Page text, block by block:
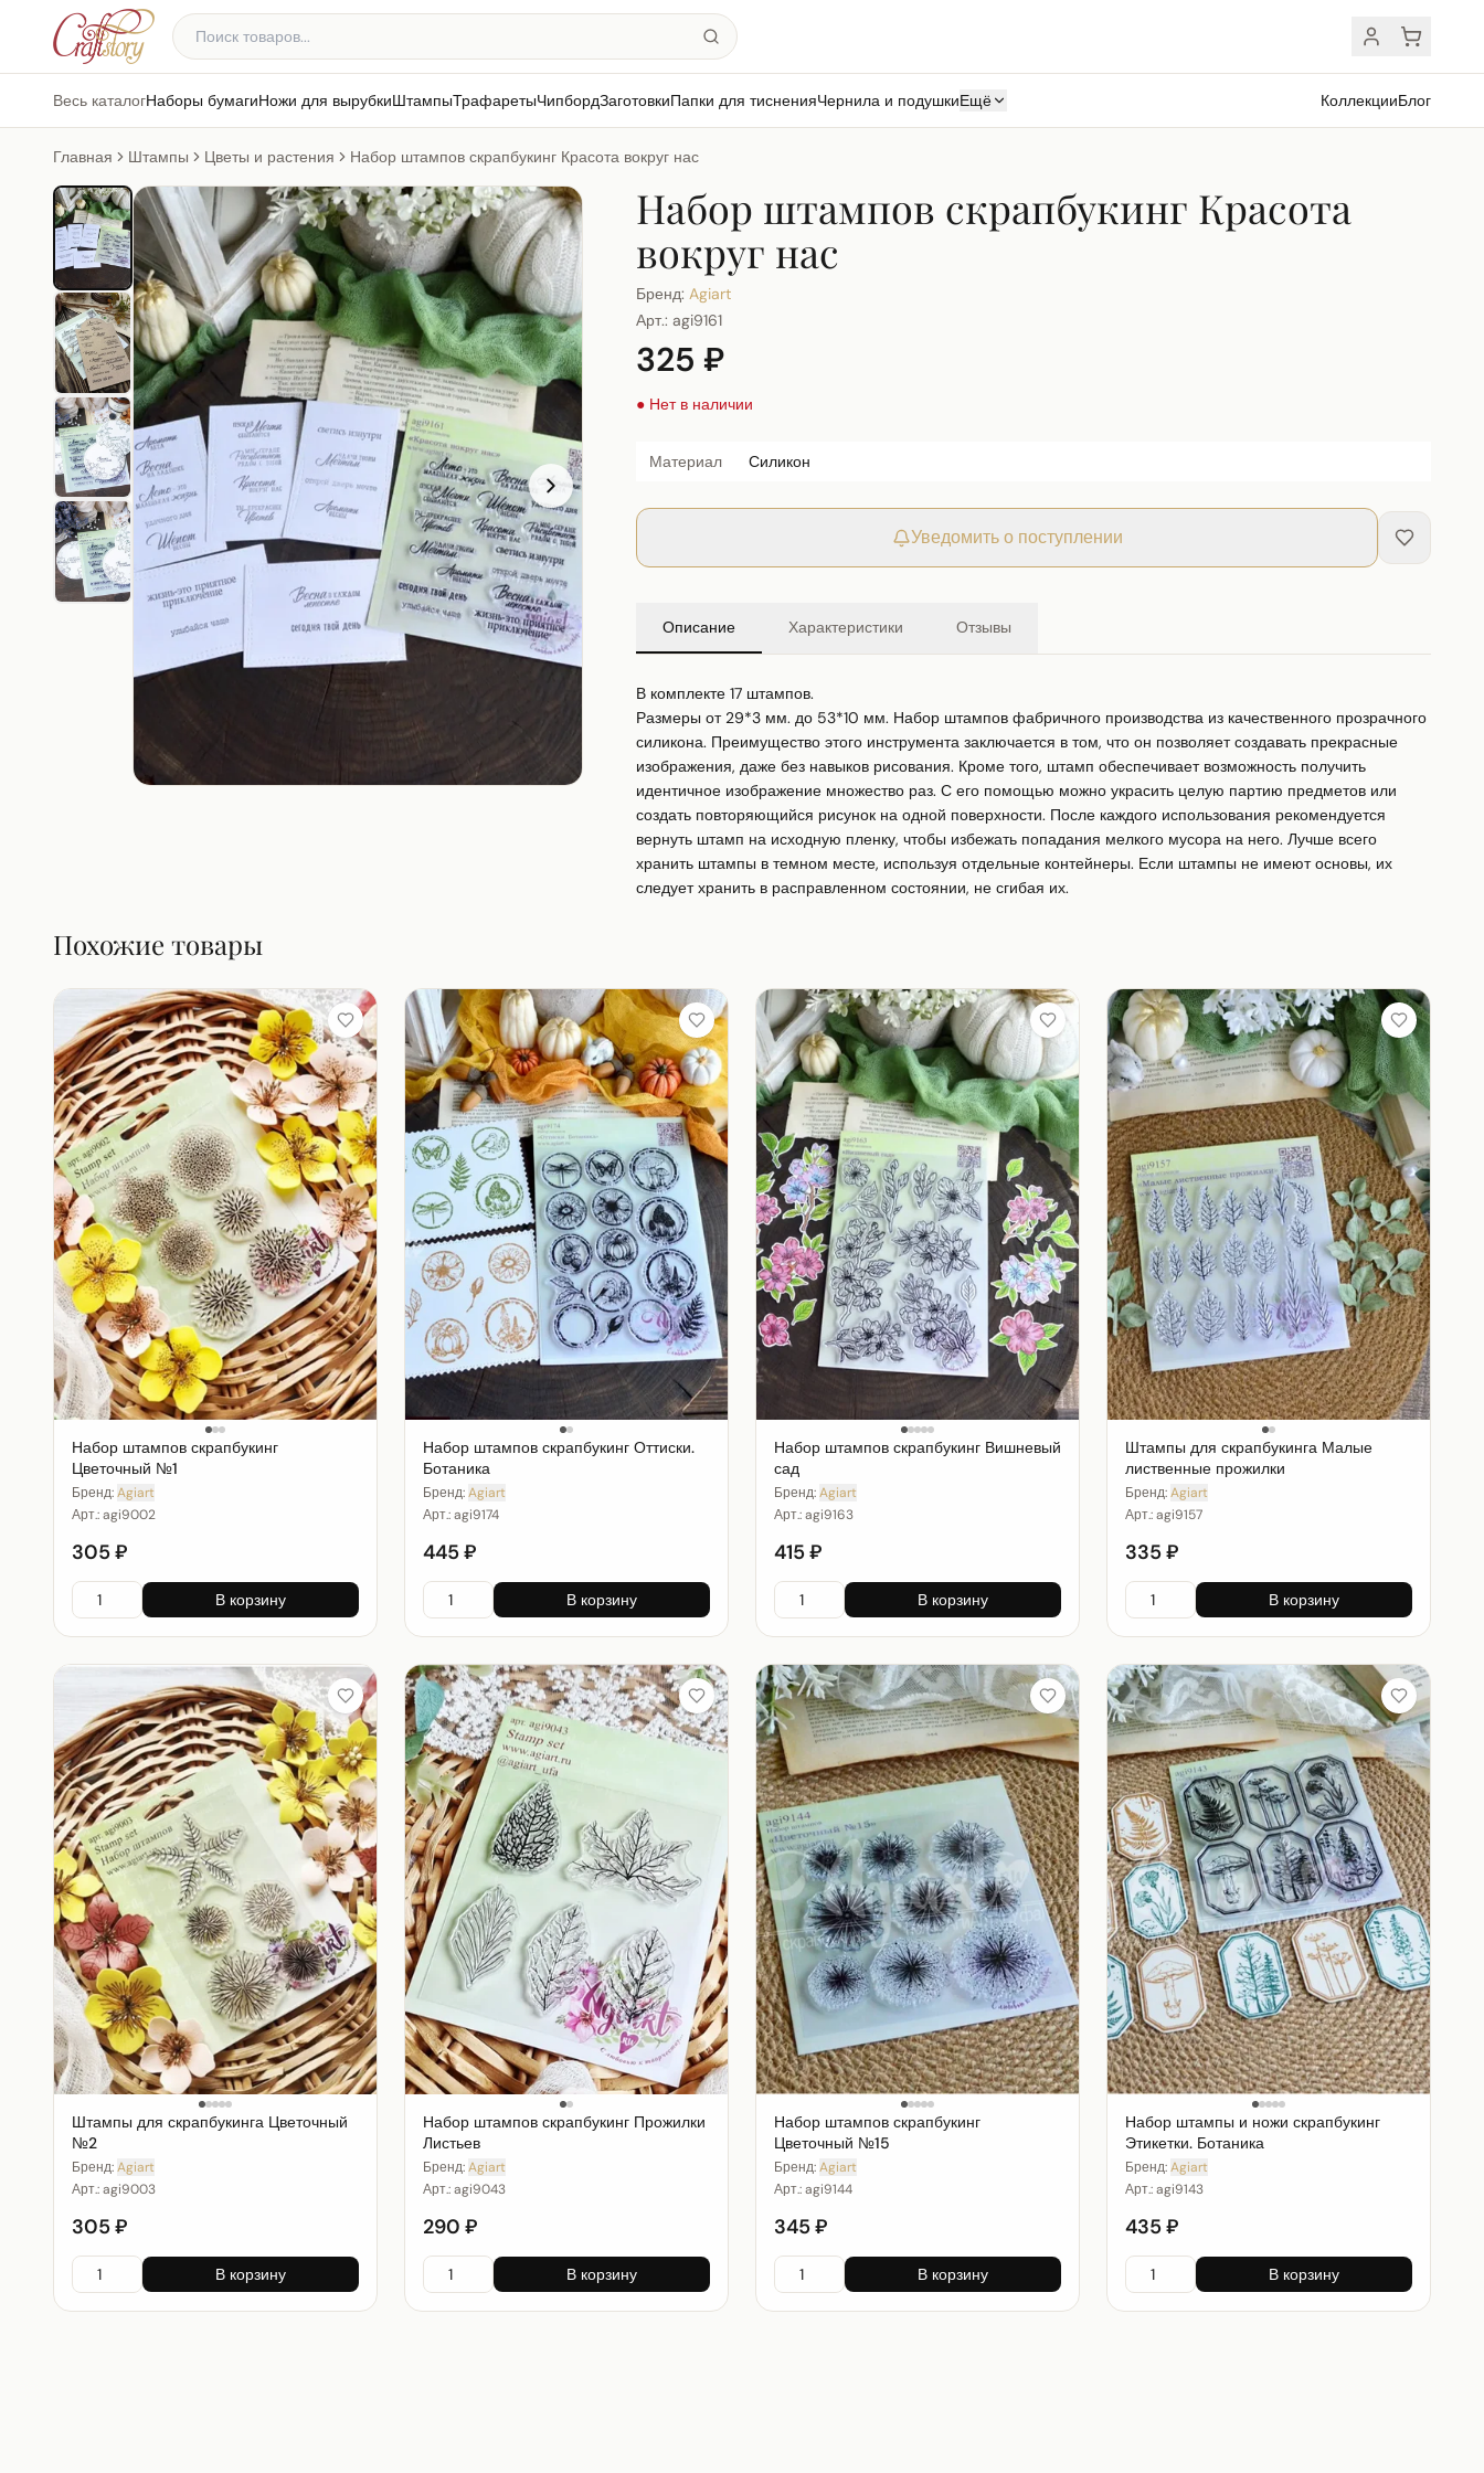
Весь каталогНаборы бумагиНожи для вырубкиШтампыТрафаретыЧипбордЗаготовкиПапки для тисненияЧернила и подушкиЕщё КоллекцииБлог
Главная Штампы Цветы и растения Набор штампов скрапбукинг Красота вокруг нас
Набор штампов скрапбукинг Красота
вокруг нас
Бренд: Agiart
Арт.: agi9161
325 ₽
● Нет в наличии
Материал Силикон
Уведомить о поступлении
Описание Характеристики Отзывы
В комплекте 17 штампов.
Размеры от 29*3 мм. до 53*10 мм. Набор штампов фабричного производства из качественного прозрачного
силикона. Преимущество этого инструмента заключается в том, что он позволяет создавать прекрасные
изображения, даже без навыков рисования. Кроме того, штамп обеспечивает возможность получить
идентичное изображение множество раз. С его помощью можно украсить целую партию предметов или
создать повторяющийся рисунок на одной поверхности. После каждого использования рекомендуется
вернуть штамп на исходную пленку, чтобы избежать попадания мелкого мусора на него. Лучше всего
хранить штампы в темном месте, используя отдельные контейнеры. Если штампы не имеют основы, их
следует хранить в расправленном состоянии, не сгибая их.
Похожие товары
Набор штампов скрапбукинг
Цветочный №1
Бренд:Agiart
Арт.:agi9002
305 ₽
В корзину
Набор штампов скрапбукинг Оттиски.
Ботаника
Бренд:Agiart
Арт.:agi9174
445 ₽
В корзину
Набор штампов скрапбукинг Вишневый
сад
Бренд:Agiart
Арт.:agi9163
415 ₽
В корзину
Штампы для скрапбукинга Малые
лиственные прожилки
Бренд:Agiart
Арт.:agi9157
335 ₽
В корзину
Штампы для скрапбукинга Цветочный
№2
Бренд:Agiart
Арт.:agi9003
305 ₽
В корзину
Набор штампов скрапбукинг Прожилки
Листьев
Бренд:Agiart
Арт.:agi9043
290 ₽
В корзину
Набор штампов скрапбукинг
Цветочный №15
Бренд:Agiart
Арт.:agi9144
345 ₽
В корзину
Набор штампы и ножи скрапбукинг
Этикетки. Ботаника
Бренд:Agiart
Арт.:agi9143
435 ₽
В корзину